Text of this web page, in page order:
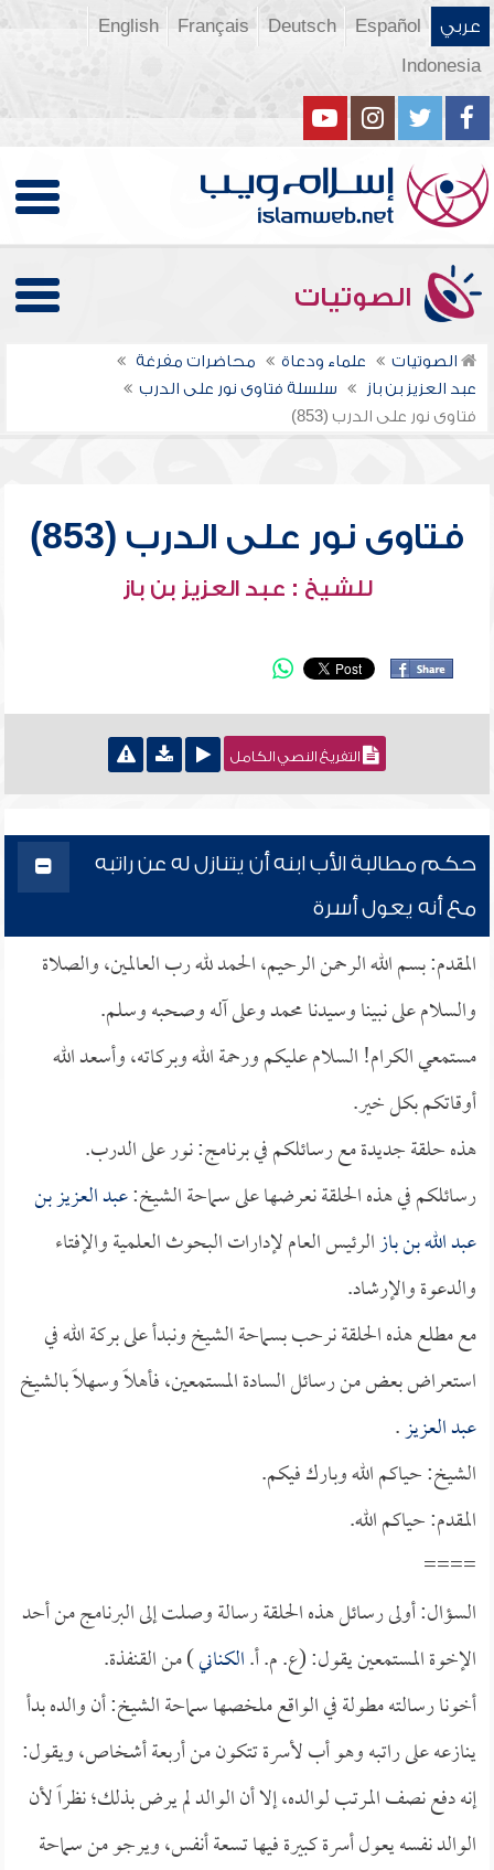
عربي Español
Deutsch
Français
English
Indonesia
الصوتيات
الصوتيات علماء ودعاة
محاضرات مفرغة
عبد العزيز بن باز
سلسلة فتاوى نور على الدرب
فتاوى نور على الدرب (853)
فتاوى نور على الدرب (853)
للشيخ : عبد العزيز بن باز
التفريغ النصي الكامل
حكم مطالبة الأب ابنه أن يتنازل له عن راتبه
مع أنه يعول أسرة
المقدم: بسم الله الرحمن الرحيم، الحمد لله رب العالمين، والصلاة
والسلام على نبينا وسيدنا محمد وعلى آله وصحبه وسلم.
مستمعي الكرام! السلام عليكم ورحمة الله وبركاته، وأسعد الله
أوقاتكم بكل خير.
هذه حلقة جديدة مع رسائلكم في برنامج: نور على الدرب.
رسائلكم في هذه الحلقة نعرضها على سماحة الشيخ:عبد العزيز بن
عبد الله بن بازالرئيس العام لإدارات البحوث العلمية والإفتاء
والدعوة والإرشاد.
مع مطلع هذه الحلقة نرحب بسماحة الشيخ ونبدأ على بركة الله في
استعراض بعض من رسائل السادة المستمعين، فأهلاً وسهلاً بالشيخ
عبد العزيز.
الشيخ: حياكم الله وبارك فيكم.
المقدم: حياكم الله.
====
السؤال: أولى رسائل هذه الحلقة رسالة وصلت إلى البرنامج من أحد
الإخوة المستمعين يقول: (ع. م. أ.الكناني) من القنفذة.
أخونا رسالته مطولة في الواقع ملخصها سماحة الشيخ: أن والده بدأ
ينازعه على راتبه وهو أب لأسرة تتكون من أربعة أشخاص، ويقول:
إنه دفع نصف المرتب لوالده، إلا أن الوالد لم يرض بذلك؛ نظراً لأن
الوالد نفسه يعول أسرة كبيرة فيها تسعة أنفس، ويرجو من سماحة